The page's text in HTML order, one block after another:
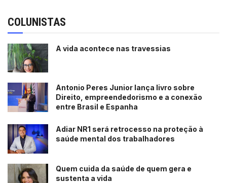
COLUNISTAS
A vida acontece nas travessias
Antonio Peres Junior lança livro sobre
Direito, empreendedorismo e a conexão
entre Brasil e Espanha
Adiar NR1 será retrocesso na proteção à
saúde mental dos trabalhadores
Quem cuida da saúde de quem gera e
sustenta a vida